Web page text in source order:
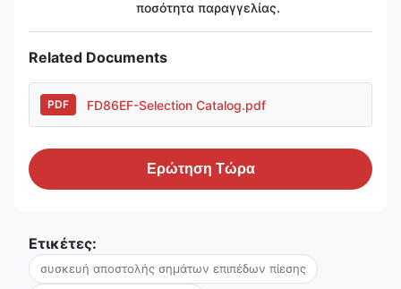
ποσότητα παραγγελίας.
Related Documents
PDF FD86EF-Selection Catalog.pdf
Ερώτηση Τώρα
Ετικέτες:
συσκευή αποστολής σημάτων επιπέδων πίεσης